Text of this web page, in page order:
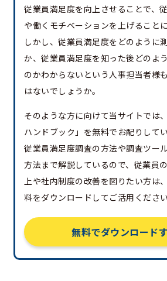
従業員満足度を向上させることで、
や働くモチベーションを上げること
しかし、従業員満足度をどのように
か、従業員満足度を知った後どのよ
のかわからないという人事担当者様
はないでしょうか。
そのような方に向けて当サイトでは
ハンドブック」を無料でお配りしてい
従業員満足度調査の方法や調査ツー
方法まで解説しているので、従業員
上や社内制度の改善を図りたい方は
料をダウンロードしてご活用ください
無料でダウンロード